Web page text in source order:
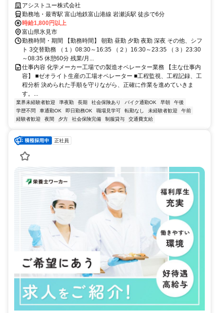
アシストユー株式会社
勤務地・最寄駅 富山地鉄富山港線 岩瀬浜駅 徒歩で6分
時給1,800円以上
富山県氷見市
勤務時間・期間 【勤務時間】 朝勤 昼勤 夕勤 夜勤 深夜 その他、シフ
ト 3交替勤務 （１）08:30～16:35 （２）16:30～23:35 （３）23:30
～08:35 休憩60分 残業/月...
仕事内容 化学メーカー工場での製造オペレーター業務 【主な仕事内
容】 ■ゼオライト生産の工場オペレーター ■工程監視、工程記録、工
程分析 決められた手順を守りながら、正確に作業を進めていきま
す。...
業界未経験者歓迎 準夜勤 長期 社会保険あり バイク通勤OK 早朝
午後
学歴不問
車通勤OK 即日勤務OK 職場見学可 転勤なし 未経験者歓迎
午前
経験者歓迎
夜間 夕方 社会保険完備 制服貸与 交通費支給
正社員